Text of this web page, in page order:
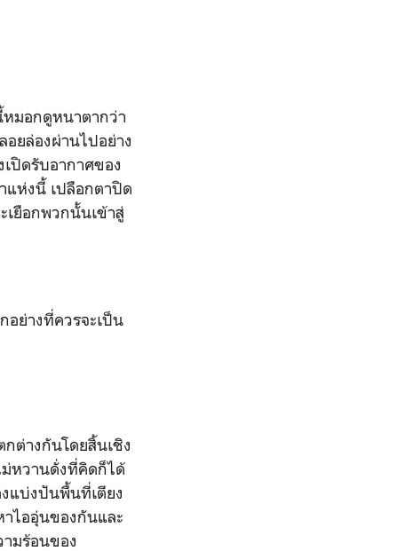
มอกดูหนาตากว่า
ยล่องผ่านไปอย่าง
ปิดรับอากาศของ
แห่งนี้ เปลือกตาปิด
เยือกพวกนั้นเข้าสู่
อย่างที่ควรจะเป็น
ต่างกันโดยสิ้นเชิง
ม่หวานดั่งที่คิดก็ได้
แบ่งปันพื้นที่เตียง
ไออุ่นของกันและ
มร้อนของ